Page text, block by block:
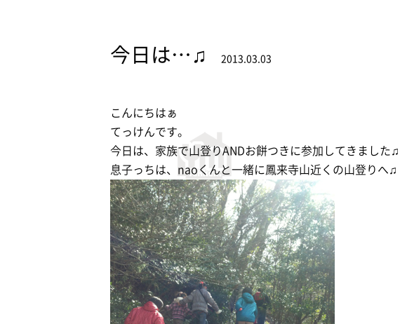
今日は…♫ 2013.03.03
こんにちはぁ
てっけんです。
今日は、家族で山登りANDお餅つきに参加してきました♫
息子っちは、naoくんと一緒に鳳来寺山近くの山登りへ♫